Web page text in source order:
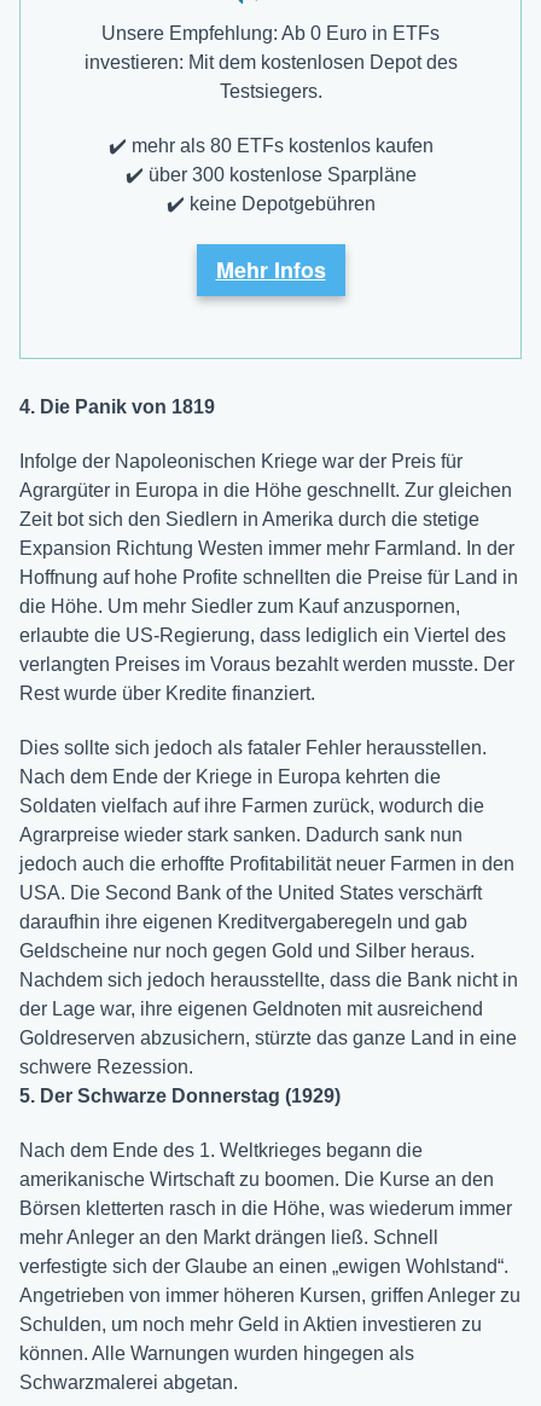
Unsere Empfehlung: Ab 0 Euro in ETFs
investieren: Mit dem kostenlosen Depot des
Testsiegers.
✔️ mehr als 80 ETFs kostenlos kaufen
✔️ über 300 kostenlose Sparpläne
✔️ keine Depotgebühren
Mehr Infos
4. Die Panik von 1819
Infolge der Napoleonischen Kriege war der Preis für
Agrargüter in Europa in die Höhe geschnellt. Zur gleichen
Zeit bot sich den Siedlern in Amerika durch die stetige
Expansion Richtung Westen immer mehr Farmland. In der
Hoffnung auf hohe Profite schnellten die Preise für Land in
die Höhe. Um mehr Siedler zum Kauf anzuspornen,
erlaubte die US-Regierung, dass lediglich ein Viertel des
verlangten Preises im Voraus bezahlt werden musste. Der
Rest wurde über Kredite finanziert.
Dies sollte sich jedoch als fataler Fehler herausstellen.
Nach dem Ende der Kriege in Europa kehrten die
Soldaten vielfach auf ihre Farmen zurück, wodurch die
Agrarpreise wieder stark sanken. Dadurch sank nun
jedoch auch die erhoffte Profitabilität neuer Farmen in den
USA. Die Second Bank of the United States verschärft
daraufhin ihre eigenen Kreditvergaberegeln und gab
Geldscheine nur noch gegen Gold und Silber heraus.
Nachdem sich jedoch herausstellte, dass die Bank nicht in
der Lage war, ihre eigenen Geldnoten mit ausreichend
Goldreserven abzusichern, stürzte das ganze Land in eine
schwere Rezession.
5. Der Schwarze Donnerstag (1929)
Nach dem Ende des 1. Weltkrieges begann die
amerikanische Wirtschaft zu boomen. Die Kurse an den
Börsen kletterten rasch in die Höhe, was wiederum immer
mehr Anleger an den Markt drängen ließ. Schnell
verfestigte sich der Glaube an einen „ewigen Wohlstand“.
Angetrieben von immer höheren Kursen, griffen Anleger zu
Schulden, um noch mehr Geld in Aktien investieren zu
können. Alle Warnungen wurden hingegen als
Schwarzmalerei abgetan.